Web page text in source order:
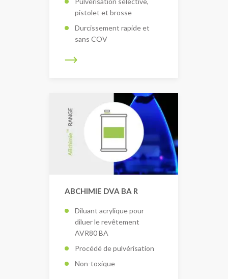
pistolet et brosse
Durcissement rapide et
sans COV
ABCHIMIE DVA BA R
Diluant acrylique pour
diluer le revêtement
AVR80 BA
Procédé de pulvérisation
Non-toxique